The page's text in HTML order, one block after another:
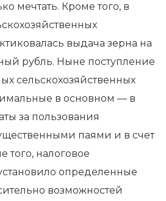
мечтать. Кроме того, в
выдача зерна на
рубль. Ныне поступление
сельскохозяйственных
в основном — в
за пользования
паями и в счет
того, налоговое
определенные
возможностей